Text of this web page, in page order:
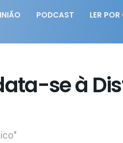
PODCAST LER
se à